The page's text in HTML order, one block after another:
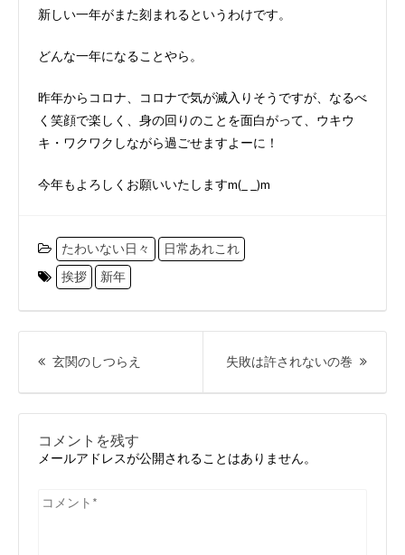
新しい一年がまた刻まれるというわけです。
どんな一年になることやら。
昨年からコロナ、コロナで気が滅入りそうですが、なるべ
く笑顔で楽しく、身の回りのことを面白がって、ウキウ
キ・ワクワクしながら過ごせますよーに！
今年もよろしくお願いいたしますm(_ _)m
たわいない日々
日常あれこれ
挨拶
新年
投
ビ
ゲ
玄関のしつらえ 失敗は許されないの巻
次
コメントを残す
メールアドレスが公開されることはありません。
コ